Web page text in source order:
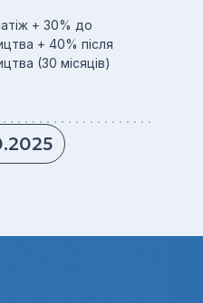
+ 30% до
+ 40% після
(30 місяців)